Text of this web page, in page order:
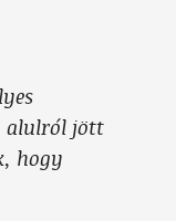
alulról jött
hogy